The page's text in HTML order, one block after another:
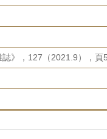
》，127（2021.9），頁